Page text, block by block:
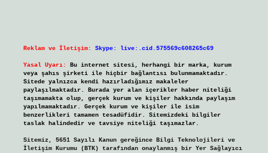
Reklam ve İletişim: Skype: live:.cid.575569c608265c69
Yasal Uyarı:
Bu internet sitesi, herhangi bir marka, kurum
veya şahıs şirketi ile hiçbir bağlantısı bulunmamaktadır.
Sitede yalnızca kendi hazırladığımız makaleler
paylaşılmaktadır. Burada yer alan içerikler haber niteliği
taşımamakta olup, gerçek kurum ve kişiler hakkında paylaşım
yapılmamaktadır. Gerçek kurum ve kişiler ile isim
benzerlikleri tamamen tesadüfidir. Sitemizdeki bilgiler
taslak halindedir ve tavsiye niteliği taşımazlar.
Sitemiz, 5651 Sayılı Kanun gereğince Bilgi Teknolojileri ve
İletişim Kurumu (BTK) tarafından onaylanmış bir Yer Sağlayıcı